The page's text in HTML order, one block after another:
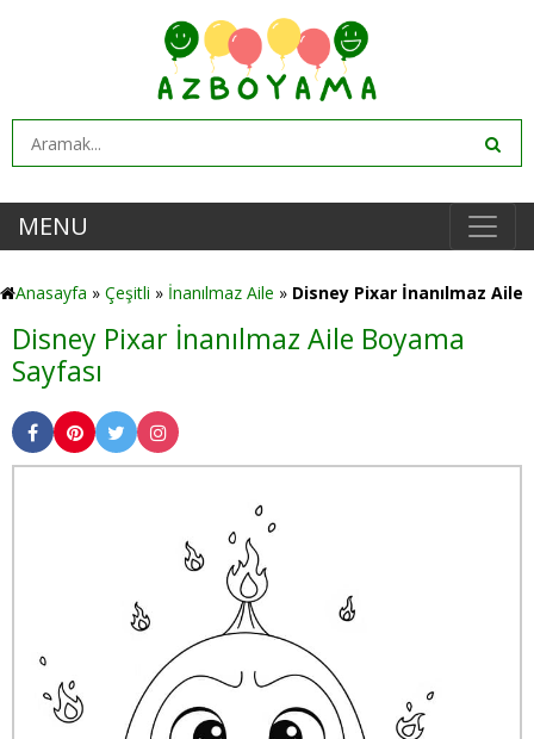
MENU
Anasayfa » Çeşitli » İnanılmaz Aile » Disney Pixar İnanılmaz Aile
Disney Pixar İnanılmaz Aile Boyama
Sayfası